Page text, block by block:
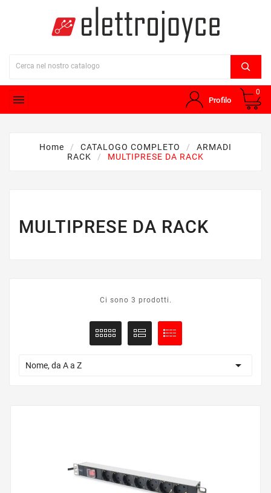
 Profilo
0
Home CATALOGO COMPLETO
ARMADI
RACK
MULTIPRESE DA RACK
MULTIPRESE DA RACK
Ci sono 3 prodotti.
Nome, da A a Z 